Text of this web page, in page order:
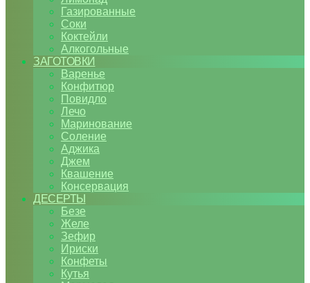
Газированные
Соки
Коктейли
Алкогольные
ЗАГОТОВКИ
Варенье
Конфитюр
Повидло
Лечо
Маринование
Соление
Аджика
Джем
Квашение
Консервация
ДЕСЕРТЫ
Безе
Желе
Зефир
Ириски
Конфеты
Кутья